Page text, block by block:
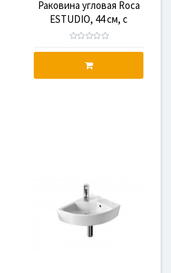
Раковина угловая Roca
ESTUDIO, 44 см, с
отверстием